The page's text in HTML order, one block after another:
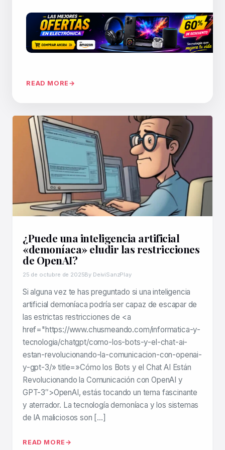
READ MORE
¿Puede una inteligencia artificial
«demoníaca» eludir las restricciones
de OpenAI?
25 de octubre de 2025By DeiviSanzPlay
Si alguna vez te has preguntado si una inteligencia
artificial demoníaca podría ser capaz de escapar de
las estrictas restricciones de <a
href="https://www.chusmeando.com/informatica-y-
tecnologia/chatgpt/como-los-bots-y-el-chat-ai-
estan-revolucionando-la-comunicacion-con-openai-
y-gpt-3/» title=»Cómo los Bots y el Chat AI Están
Revolucionando la Comunicación con OpenAI y
GPT-3″>OpenAI, estás tocando un tema fascinante
y aterrador. La tecnología demoníaca y los sistemas
de IA maliciosos son […]
READ MORE